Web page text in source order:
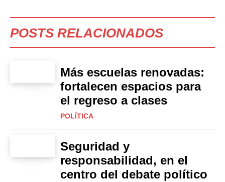
POSTS RELACIONADOS
Más escuelas renovadas:
fortalecen espacios para
el regreso a clases
POLÍTICA
Seguridad y
responsabilidad, en el
centro del debate político